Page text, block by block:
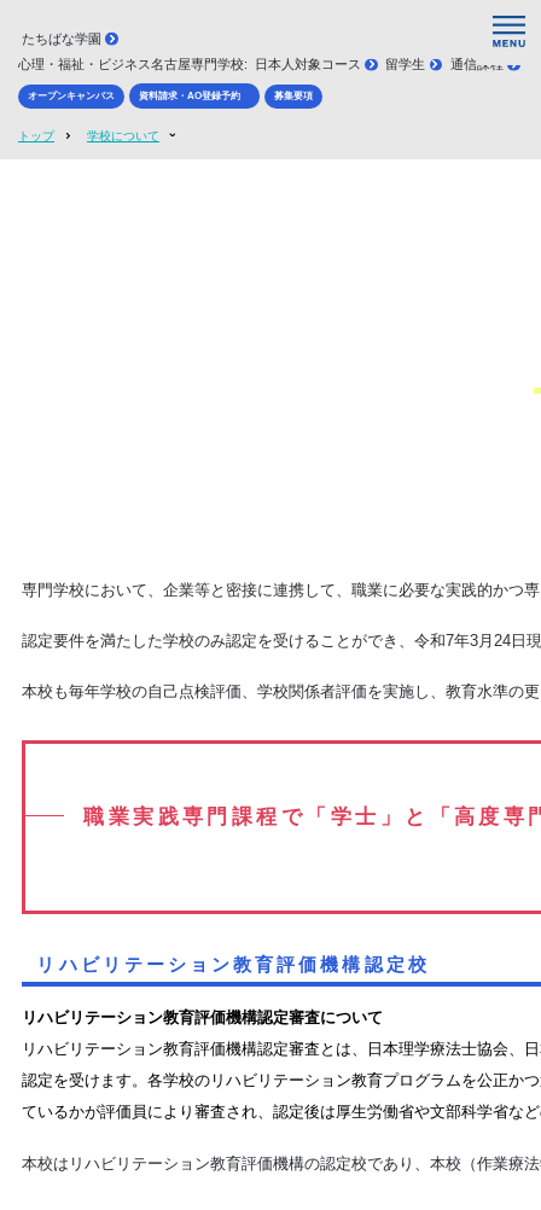
たちばな学園
心理・福祉・ビジネス名古屋専門学校:
日本人対象コース 留学生 通信課程
オープンキャンパス 資料請求・AO登録予約 募集要項
学校について
国家試験・就職実績
トップ 学校について
専門学校において、企業等と密接に連携して、職業に必要な実践的かつ
認定要件を満たした学校のみ認定を受けることができ、令和7年3月24
本校も毎年学校の自己点検評価、学校関係者評価を実施し、教育水準の
職業実践専門課程で「学士」と「高度
リハビリテーション教育評価機構認定校
リハビリテーション教育評価機構認定審査について
リハビリテーション教育評価機構認定審査とは、日本理学療法士協会
認定を受けます。各学校のリハビリテーション教育プログラムを公正か
ているかが評価員により審査され、認定後は厚生労働省や文部科学省な
本校はリハビリテーション教育評価機構の認定校であり、本校（作業療